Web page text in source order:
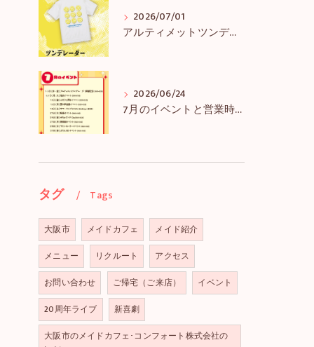
2026/07/01
アルティメットツンデレーダー解禁＆アルツンBIGTEE販売のお知らせ
2026/06/24
7月のイベントと営業時間のお知らせ
タグ Tags
大阪市 メイドカフェ
メイド紹介
メニュー
リクルート
アクセス
お問い合わせ
ご帰宅（ご来店）
イベント
20周年ライブ
新喜劇
大阪市のメイドカフェ･コンフォート株式会社の